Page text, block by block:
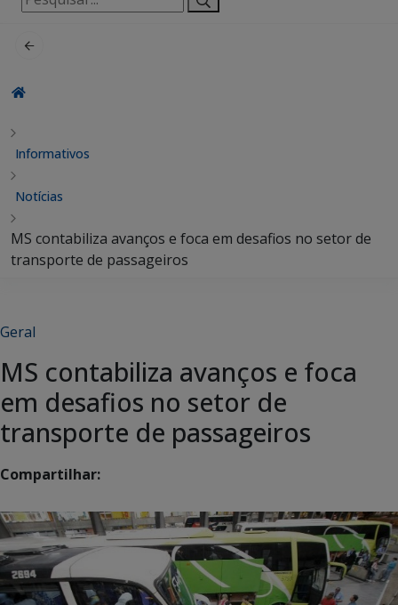
por:
Informativos
Notícias
MS contabiliza avanços e foca em desafios no setor de
transporte de passageiros
Geral
MS contabiliza avanços e foca
em desafios no setor de
transporte de passageiros
Compartilhar: